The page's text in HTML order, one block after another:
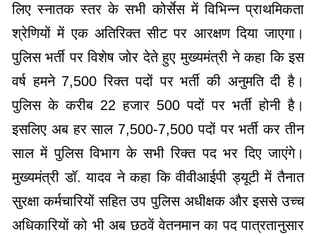
लिए स्नातक स्तर के सभी कोर्सेस में विभिन्न प्राथमिकता
श्रेणियों में एक अतिरिक्त सीट पर आरक्षण दिया जाएगा।
पुलिस भर्ती पर विशेष जोर देते हुए मुख्यमंत्री ने कहा कि इस
वर्ष हमने 7,500 रिक्त पदों पर भर्ती की अनुमति दी है।
पुलिस के करीब 22 हजार 500 पदों पर भर्ती होनी है।
इसलिए अब हर साल 7,500-7,500 पदों पर भर्ती कर तीन
साल में पुलिस विभाग के सभी रिक्त पद भर दिए जाएंगे।
मुख्यमंत्री डॉ. यादव ने कहा कि वीवीआईपी ड्यूटी में तैनात
सुरक्षा कर्मचारियों सहित उप पुलिस अधीक्षक और इससे उच्च
अधिकारियों को भी अब छठवें वेतनमान का पद पात्रतानुसार